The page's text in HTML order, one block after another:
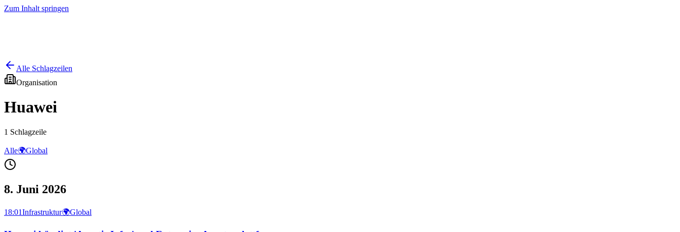
Zum Inhalt springen
Alle Schlagzeilen
Organisation
Huawei
1 Schlagzeile
Alle🌍Global
8. Juni 2026
18:01Infrastruktur🌍Global